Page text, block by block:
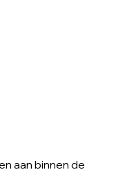
aan binnen de